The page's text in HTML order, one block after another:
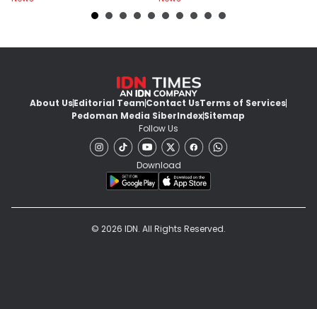
About UsEditorial TeamContact UsTerms of Services
Pedoman Media SiberIndexSitemap
Follow Us
Download
© 2026 IDN. All Rights Reserved.